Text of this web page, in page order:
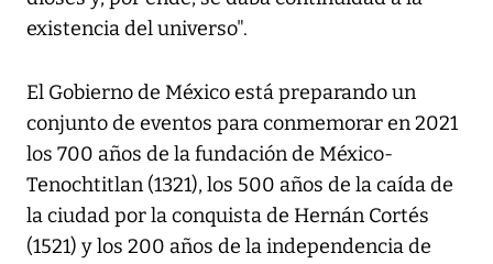
existencia del universo".
El Gobierno de México está preparando un
conjunto de eventos para conmemorar en 2021
los 700 años de la fundación de México-
Tenochtitlan (1321), los 500 años de la caída de
la ciudad por la conquista de Hernán Cortés
(1521) y los 200 años de la independencia de